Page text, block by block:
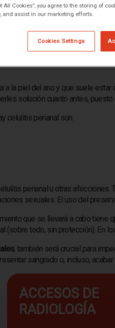
a la piel del ano y que suele
solución cuanto antes,
celulitis perianal son:
perianal u otras afecciones.
sexuales. El uso del
que se llevará a cabo tiene
(sobre todo, sin protección). En
, también será crucial para
sangrado o, incluso,
ACCESOS DE
RADIOLOGÍA
All Cookies”, you agree to the storing of
and assist in our marketing efforts.
Cookies Settings